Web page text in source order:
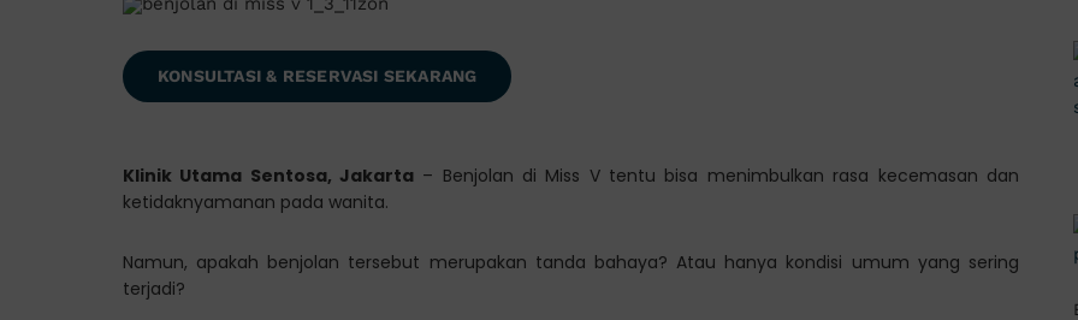
KONSULTASI & RESERVASI SEKARANG
Klinik Utama Sentosa, Jakarta – Benjolan di Miss V tentu bisa menimbulkan rasa kecemasan dan
ketidaknyamanan pada wanita.
Namun, apakah benjolan tersebut merupakan tanda bahaya? Atau hanya kondisi umum yang sering
terjadi?